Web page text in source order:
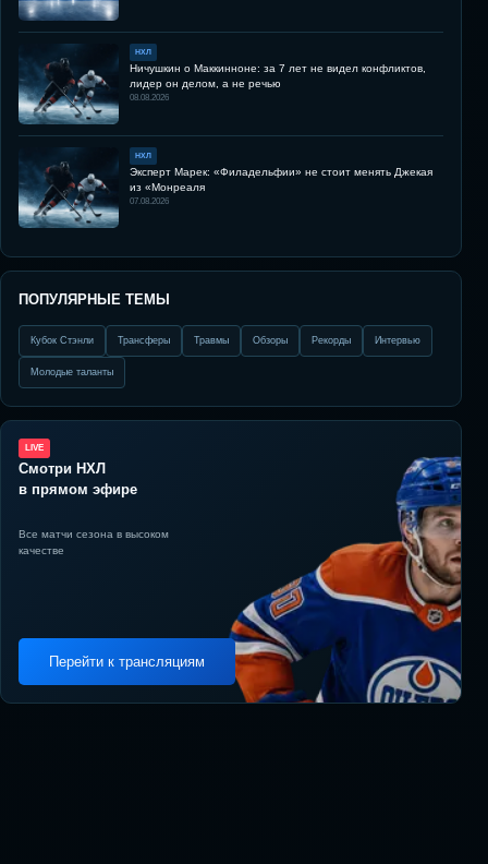
НХЛ
Ничушкин о Маккинноне: за 7 лет не видел конфликтов,
лидер он делом, а не речью
08.08.2026
НХЛ
Эксперт Марек: «Филадельфии» не стоит менять Джекая
из «Монреаля
07.08.2026
ПОПУЛЯРНЫЕ ТЕМЫ
Кубок Стэнли Трансферы Травмы Обзоры Рекорды Интервью
Молодые таланты
LIVE
Смотри НХЛ
в прямом эфире
Все матчи сезона в высоком
качестве
Перейти к трансляциям